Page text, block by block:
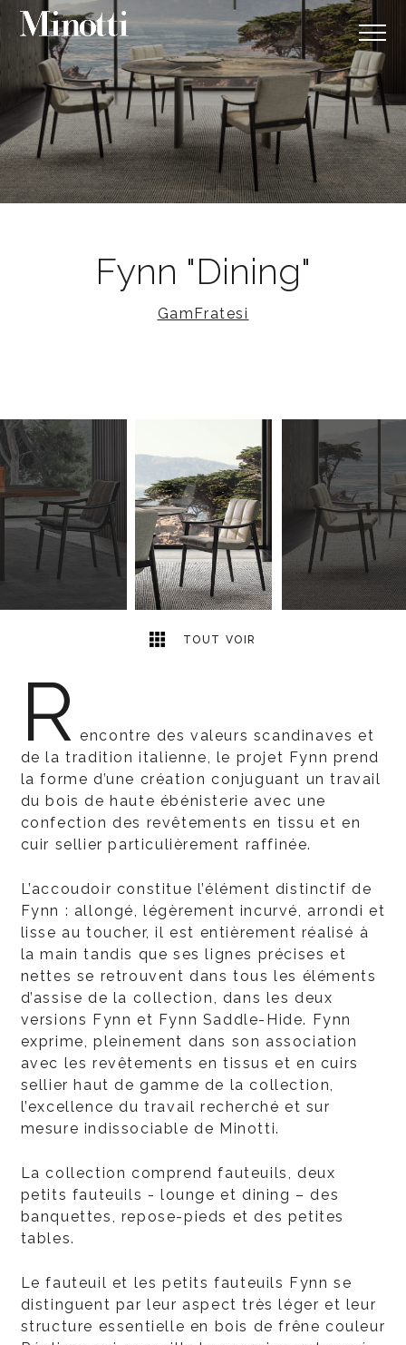
Fynn "Dining"
GamFratesi
TOUT VOIR
3 2
R encontre des valeurs scandinaves et
de la tradition italienne, le projet Fynn prend
la forme d’une création conjuguant un travail
du bois de haute ébénisterie avec une
confection des revêtements en tissu et en
cuir sellier particulièrement raffinée.
L’accoudoir constitue l’élément distinctif de
Fynn : allongé, légèrement incurvé, arrondi et
lisse au toucher, il est entièrement réalisé à
la main tandis que ses lignes précises et
nettes se retrouvent dans tous les éléments
d’assise de la collection, dans les deux
versions Fynn et Fynn Saddle-Hide. Fynn
exprime, pleinement dans son association
avec les revêtements en tissus et en cuirs
sellier haut de gamme de la collection,
l’excellence du travail recherché et sur
mesure indissociable de Minotti.
La collection comprend fauteuils, deux
petits fauteuils - lounge et dining – des
banquettes, repose-pieds et des petites
tables.
Le fauteuil et les petits fauteuils Fynn se
distinguent par leur aspect très léger et leur
structure essentielle en bois de frêne couleur